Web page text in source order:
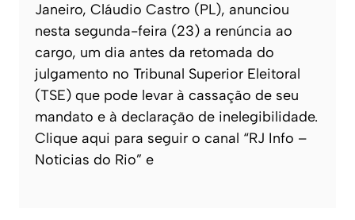
Janeiro, Cláudio Castro (PL), anunciou
nesta segunda-feira (23) a renúncia ao
cargo, um dia antes da retomada do
julgamento no Tribunal Superior Eleitoral
(TSE) que pode levar à cassação de seu
mandato e à declaração de inelegibilidade.
Clique aqui para seguir o canal “RJ Info –
Noticias do Rio” e